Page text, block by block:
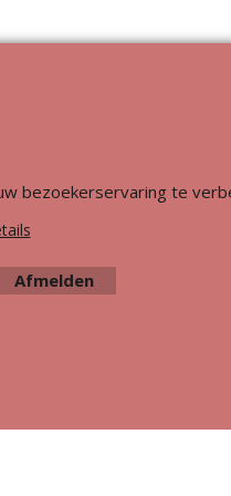
bezoekerservaring te
Afmelden